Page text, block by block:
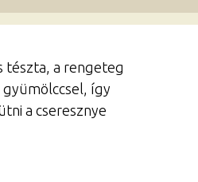
tészta, a rengeteg
gyümölccsel, így
a cseresznye